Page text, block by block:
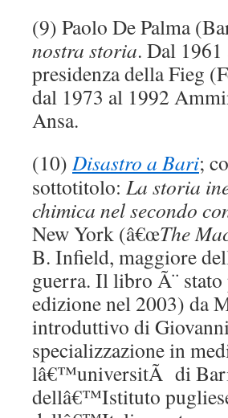
(9) Paolo De Palma
nostra storia. Dal
presidenza della Fieg
dal 1973 al 1992
Ansa.
(10)Disastro a Bari;
sottotitolo: La storia
chimica nel secondo
New York (â€œThe
B. Infield, maggiore
guerra. Il libro Ã¨
edizione nel 2003) da
introduttivo di
specializzazione in
lâ€™universitÃ di
dellâ€™Istituto